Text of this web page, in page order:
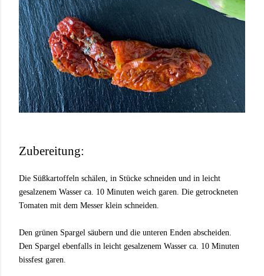
Zubereitung:
Die Süßkartoffeln schälen, in Stücke schneiden und in leicht
gesalzenem Wasser ca. 10 Minuten weich garen. Die getrockneten
Tomaten mit dem Messer klein schneiden.
Den grünen Spargel säubern und die unteren Enden abscheiden.
Den Spargel ebenfalls in leicht gesalzenem Wasser ca. 10 Minuten
bissfest garen.